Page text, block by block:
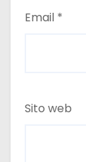
Email *
Sito web